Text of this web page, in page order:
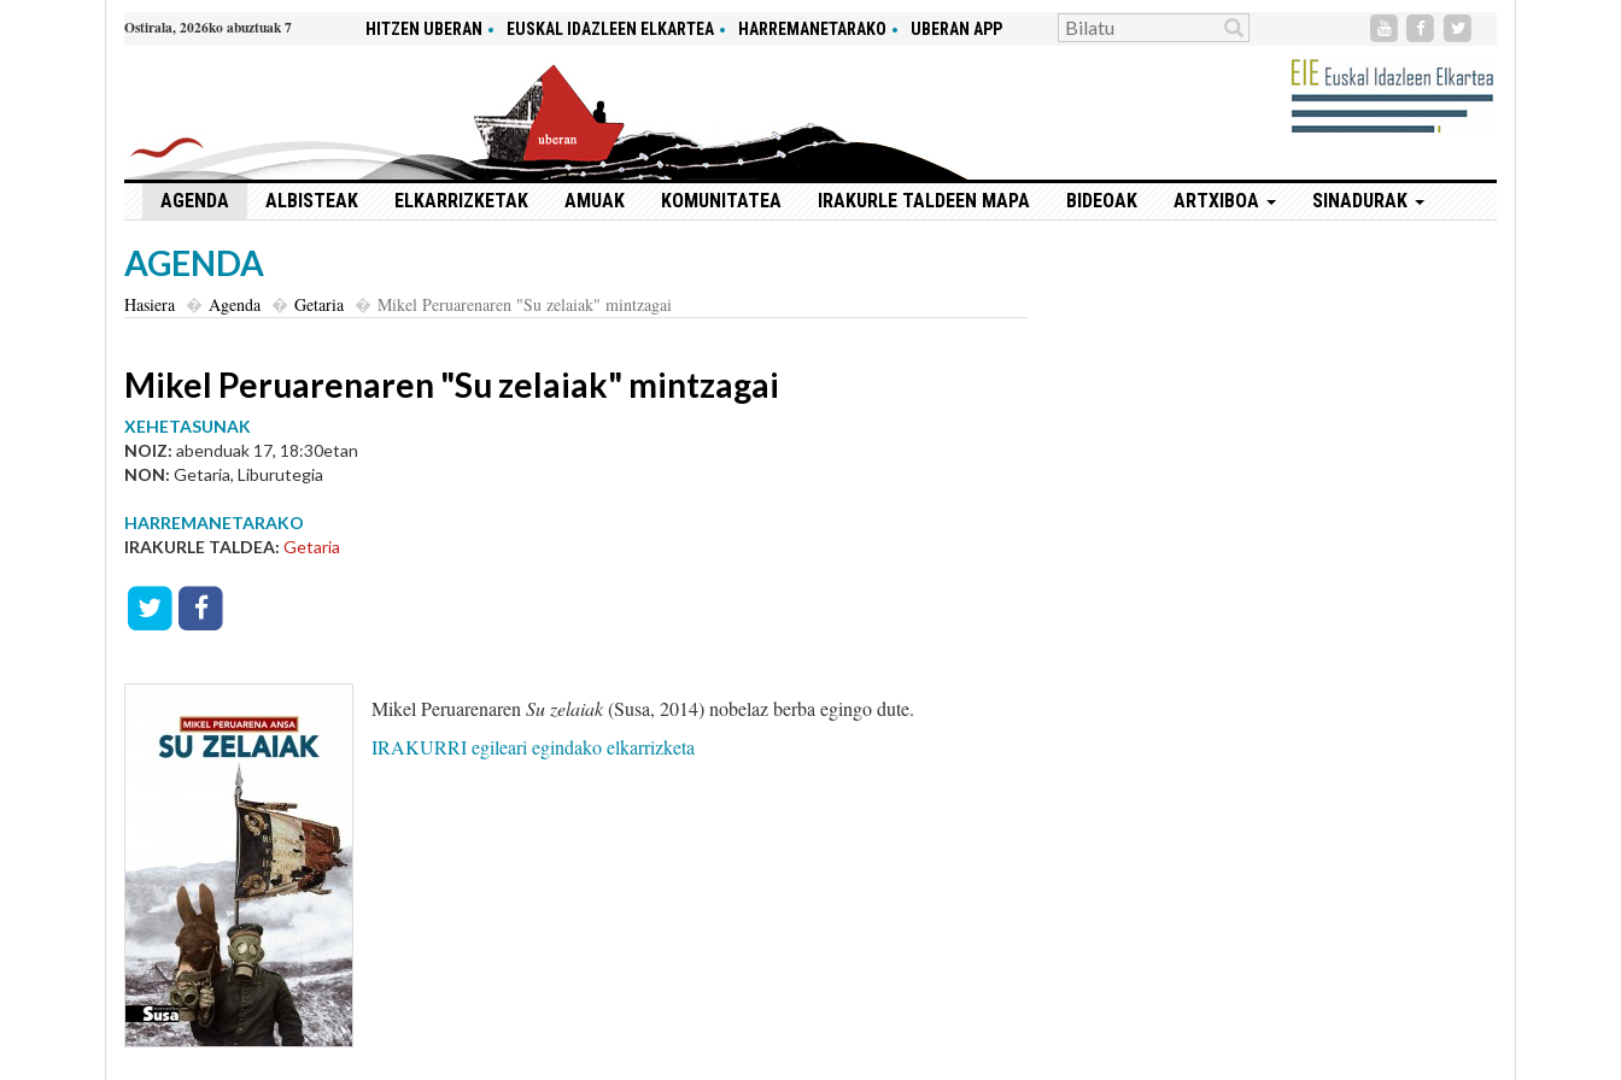
Ostirala, 2026ko abuztuak 7 HITZEN UBERAN EUSKAL IDAZLEEN ELKARTEA HARREMANETARAKO UBERAN APP
AGENDA ALBISTEAK ELKARRIZKETAK AMUAK KOMUNITATEA IRAKURLE TALDEEN MAPA BIDEOAK ARTXIBOA SINADURAK
AGENDA
Hasiera Agenda Getaria Mikel Peruarenaren "Su zelaiak" mintzagai
Mikel Peruarenaren "Su zelaiak" mintzagai
XEHETASUNAK
NOIZ: abenduak 17, 18:30etan
NON: Getaria, Liburutegia
HARREMANETARAKO
IRAKURLE TALDEA: Getaria
Mikel Peruarenaren Su zelaiak(Susa, 2014) nobelaz berba egingo dute.
IRAKURRI egileari egindako elkarrizketa